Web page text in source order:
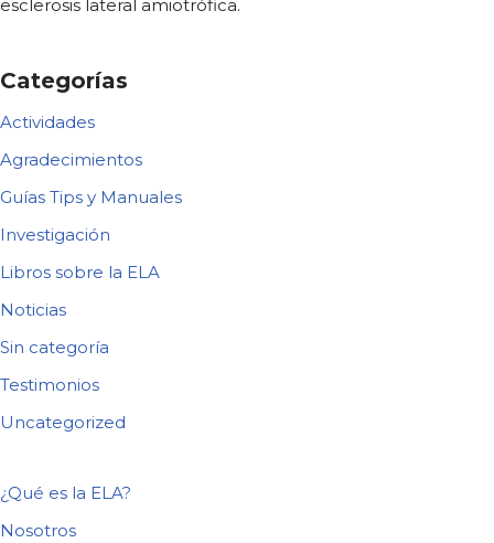
esclerosis lateral amiotrófica.
Categorías
Actividades
Agradecimientos
Guías Tips y Manuales
Investigación
Libros sobre la ELA
Noticias
Sin categoría
Testimonios
Uncategorized
¿Qué es la ELA?
Nosotros